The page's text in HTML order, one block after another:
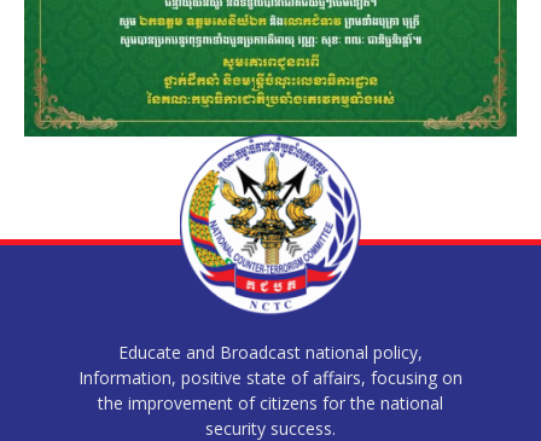
Educate and Broadcast national policy,
Information, positive state of affairs, focusing on
the improvement of citizens for the national
security success.